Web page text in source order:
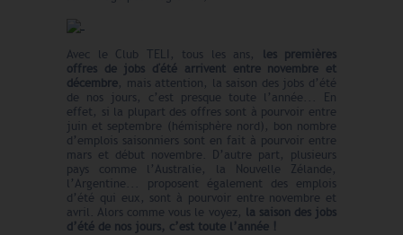
Avec le Club TELI, tous les ans, les premières
offres de jobs d'été arrivent entre novembre et
décembre, mais attention, la saison des jobs d’été
de nos jours, c’est presque toute l’année... En
effet, si la plupart des offres sont à pourvoir entre
juin et septembre (hémisphère nord), bon nombre
d’emplois saisonniers sont en fait à pourvoir entre
mars et début novembre. D’autre part, plusieurs
pays comme l’Australie, la Nouvelle Zélande,
l’Argentine... proposent également des emplois
d’été qui eux, sont à pourvoir entre novembre et
avril. Alors comme vous le voyez, la saison des jobs
d’été de nos jours, c’est toute l’année !